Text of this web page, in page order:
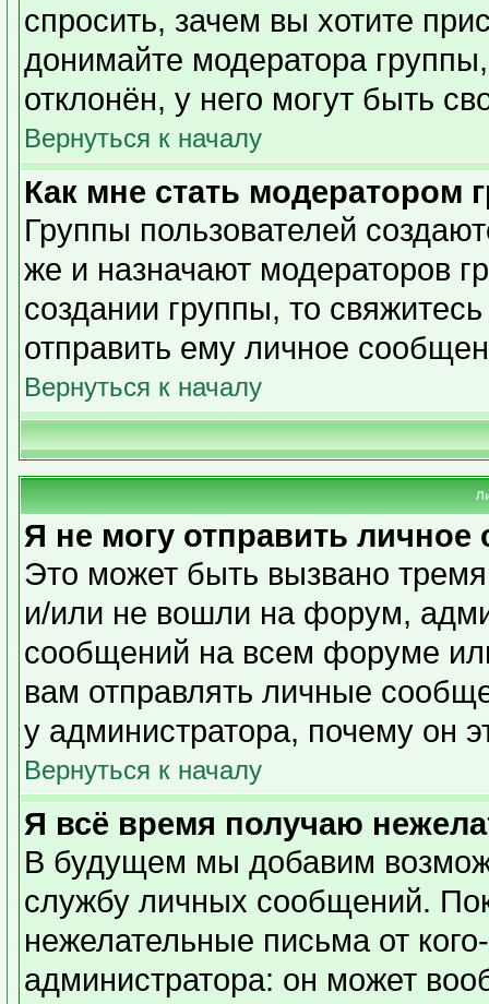
спросить, зачем вы хотите
донимайте модератора
отклонён, у него могут быть
Вернуться к началу
Как мне стать модератором
Группы пользователей
же и назначают модераторов
создании группы, то
отправить ему личное
Вернуться к началу
Я не могу отправить
Это может быть вызвано
и/или не вошли на форум,
сообщений на всем форуме
вам отправлять личные
у администратора, почему он
Вернуться к началу
Я всё время получаю
В будущем мы добавим
службу личных сообщений.
нежелательные письма от
администратора: он может